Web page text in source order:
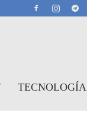
TECNOLOGÍA